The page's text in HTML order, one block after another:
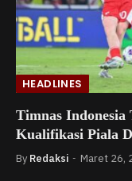
HEADLINES
Timnas
Kualifikasi Piala
By Redaksi Maret 26,